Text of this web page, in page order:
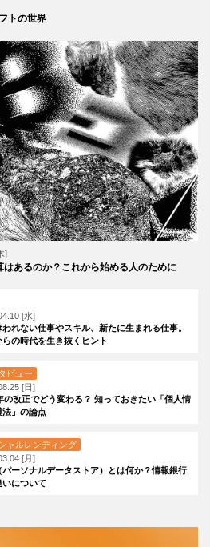
トの世界
]
あるのか？これから始める人のために
[水]
れない仕事やスキル、新たに生まれる仕事。
らの時代を生き抜くヒント
ビュー
[日]
の改正でどう変わる？ 知っておきたい「個人情
法」の論点
ャルレンディング
[月]
パーソナルデータストア）とは何か？情報銀行
いについて